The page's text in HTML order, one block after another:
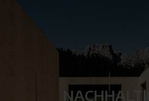
NACHHALTIG